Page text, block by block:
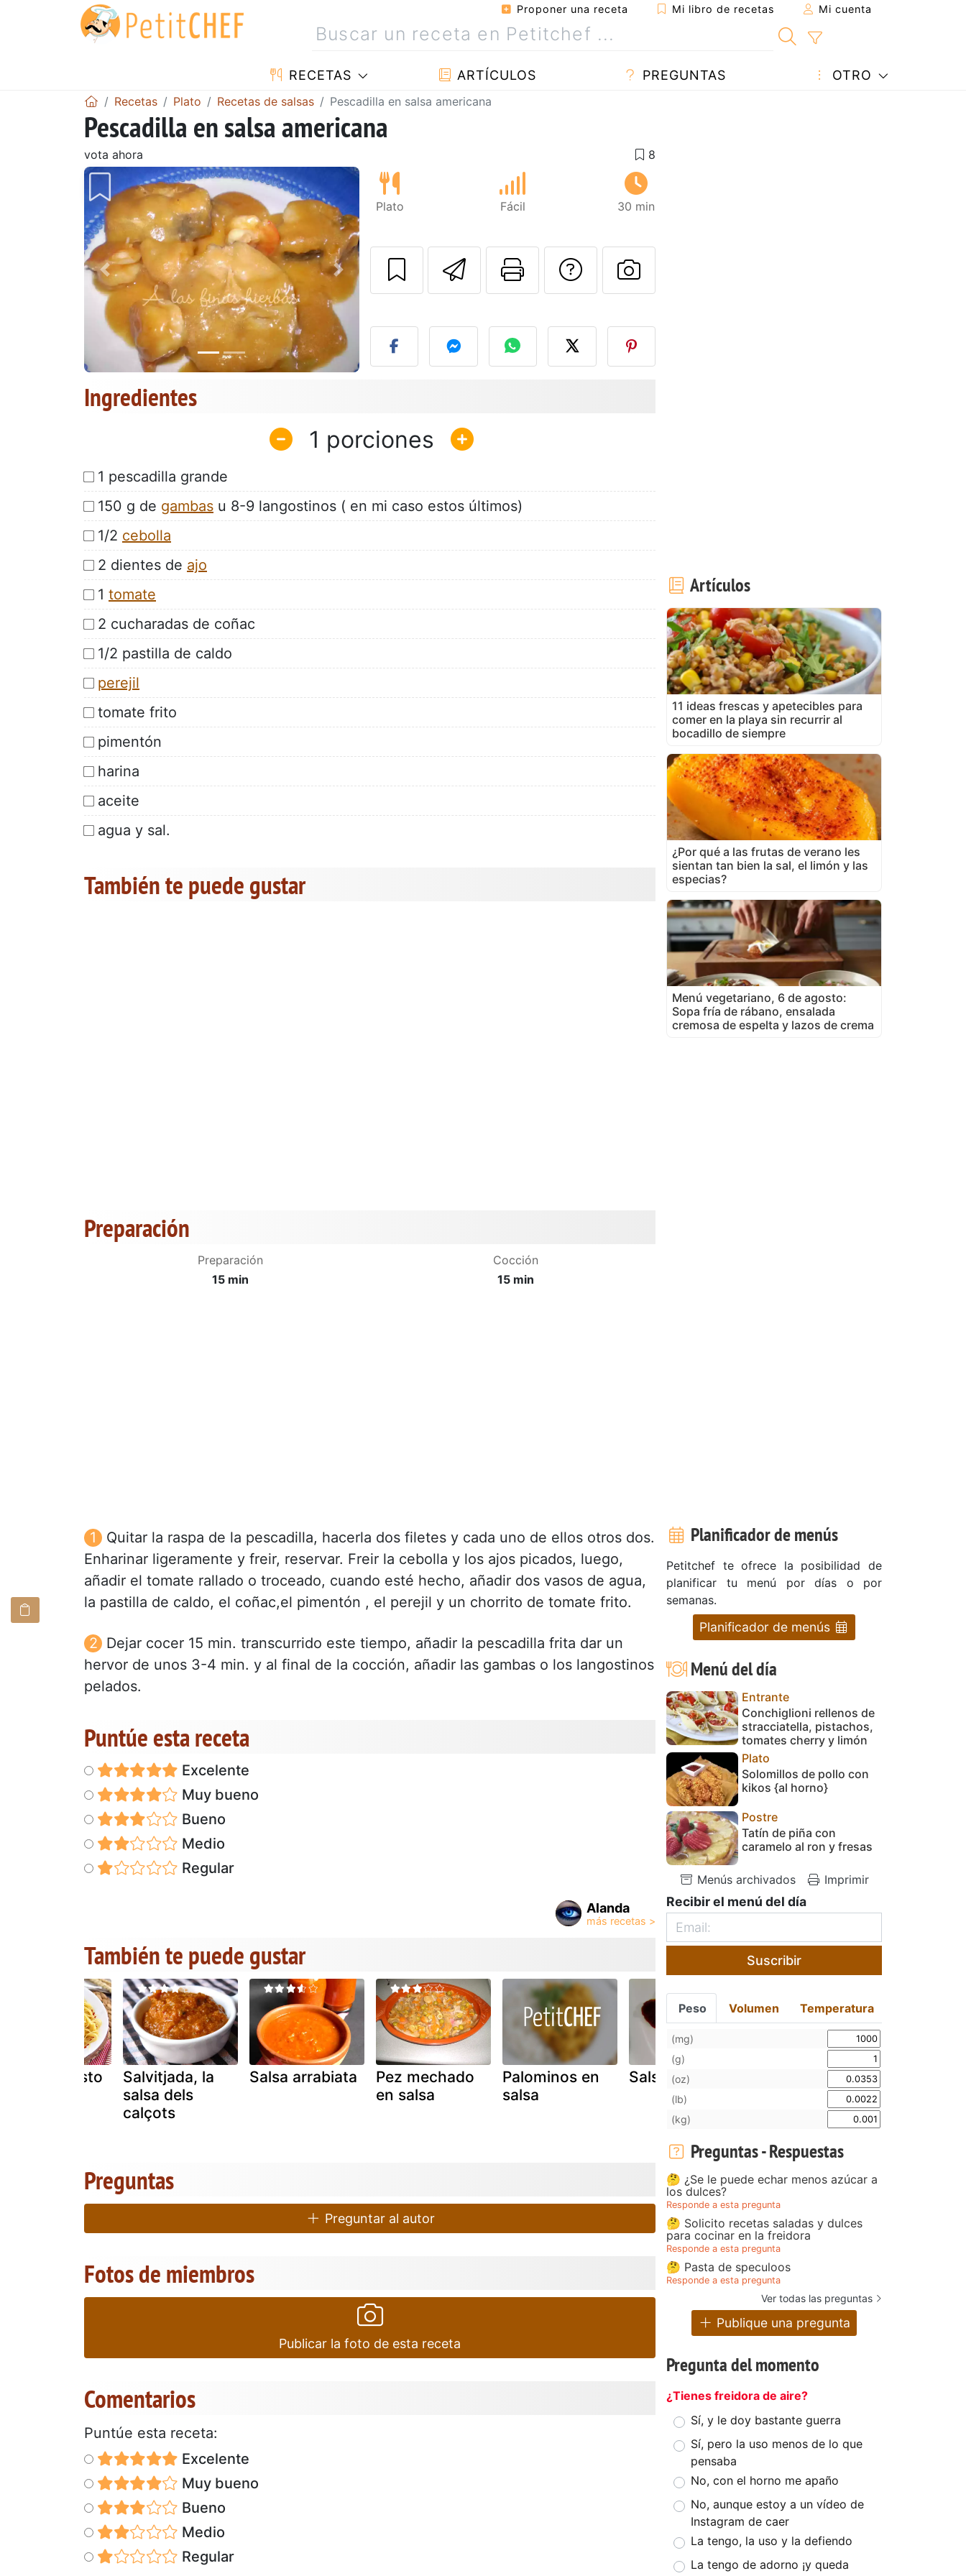
Proponer una receta Mi libro de recetas Mi cuenta
RECETAS ARTÍCULOS PREGUNTAS OTRO
Recetas Plato Recetas de salsas Pescadilla en salsa americana
Pescadilla en salsa americana
vota ahora
Anterior Siguiente
Plato Fácil 30 min
Enviar esta receta a un amigo
Imprimir esta página
Preguntar al autor
Publicar la foto de esta receta
Ingredientes
1
1 pescadilla grande
150 g de gambas u 8-9 langostinos ( en mi caso estos últimos)
1/2 cebolla
2 dientes de ajo
1 tomate
2 cucharadas de coñac
1/2 pastilla de caldo
perejil
tomate frito
pimentón
harina
aceite
agua y sal.
También te puede gustar
Preparación
Preparación
15 min
Cocción
15 min
Quitar la raspa de la pescadilla, hacerla dos filetes y cada uno de ellos otros dos.
Enharinar ligeramente y freir, reservar. Freir la cebolla y los ajos picados, luego,
añadir el tomate rallado o troceado, cuando esté hecho, añadir dos vasos de agua,
la pastilla de caldo, el coñac,el pimentón , el perejil y un chorrito de tomate frito.
Dejar cocer 15 min. transcurrido este tiempo, añadir la pescadilla frita dar un
hervor de unos 3-4 min. y al final de la cocción, añadir las gambas o los langostinos
pelados.
Puntúe esta receta
Excelente
Muy bueno
Bueno
Medio
Regular
Alanda
También te puede gustar
de pesto
Salvitjada, la
salsa dels
calçots
Salsa arrabiata
Pez mechado
en salsa
Palominos en
salsa
Salsa macha
Salsa alioli sin
Preguntas
Preguntar al autor
Fotos de miembros
Publicar la foto de esta receta
Comentarios
Puntúe esta receta:
Excelente
Muy bueno
Bueno
Medio
Regular
Artículos
11 ideas frescas y apetecibles para
comer en la playa sin recurrir al
bocadillo de siempre
¿Por qué a las frutas de verano les
sientan tan bien la sal, el limón y las
especias?
Menú vegetariano, 6 de agosto:
Sopa fría de rábano, ensalada
cremosa de espelta y lazos de crema
Planificador de menús
Petitchef te ofrece la posibilidad de
planificar tu menú por días o por
semanas.
Planificador de menús
Menú del día
Entrante
Conchiglioni rellenos de
stracciatella, pistachos,
tomates cherry y limón
Plato
Solomillos de pollo con
kikos {al horno}
Postre
Tatín de piña con
caramelo al ron y fresas
Menús archivados Imprimir
Recibir el menú del día
Suscribir
Peso Volumen Temperatura
(mg)
(g)
(oz)
(lb)
(kg)
Preguntas - Respuestas
🤔 ¿Se le puede echar menos azúcar a
los dulces?
Responde a esta pregunta
🤔 Solicito recetas saladas y dulces
para cocinar en la freidora
Responde a esta pregunta
🤔 Pasta de speculoos
Responde a esta pregunta
Ver todas las preguntas
Publique una pregunta
Pregunta del momento
¿Tienes freidora de aire?
Sí, y le doy bastante guerra
Sí, pero la uso menos de lo que
pensaba
No, con el horno me apaño
No, aunque estoy a un vídeo de
Instagram de caer
La tengo, la uso y la defiendo
La tengo de adorno ¡y queda